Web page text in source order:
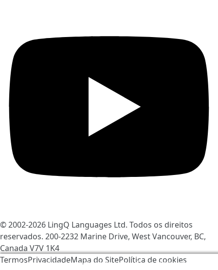
Nós usamos os cookies para ajudar a melhorar o
© 2002-2026 LingQ Languages Ltd. Todos os direitos
reservados. 200-2232 Marine Drive, West Vancouver, BC,
Canada V7V 1K4
TermosPrivacidadeMapa do SitePolítica de cookies